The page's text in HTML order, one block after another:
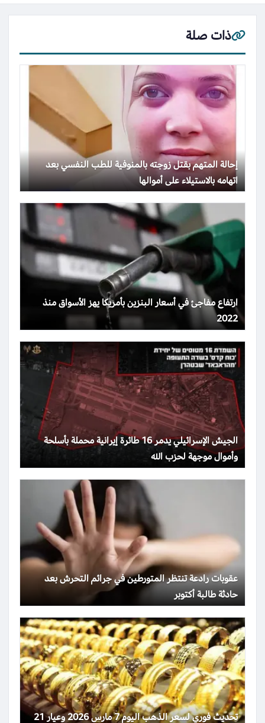
ذات صلة
إحالة المتهم بقتل زوجته بالمنوفية للطب النفسي بعد
اتهامه بالاستيلاء على أموالها
ارتفاع مفاجئ في أسعار البنزين بأمريكا يهز الأسواق منذ
2022
الجيش الإسرائيلي يدمر 16 طائرة إيرانية محملة بأسلحة
وأموال موجهة لحزب الله
عقوبات رادعة تنتظر المتورطين في جرائم التحرش بعد
حادثة طالبة أكتوبر
تحديث فوري لسعر الذهب اليوم 7 مارس 2026 وعيار 21